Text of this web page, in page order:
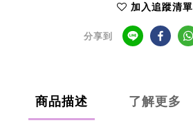
加入追蹤清單
分享到
商品描述 了解更多